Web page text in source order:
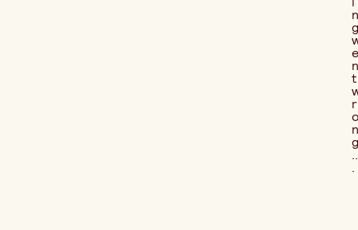
n
g
e
n
t
r
n
g
..
.